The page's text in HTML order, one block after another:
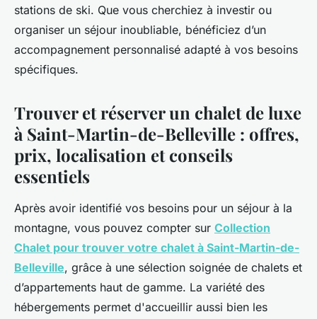
stations de ski. Que vous cherchiez à investir ou
organiser un séjour inoubliable, bénéficiez d’un
accompagnement personnalisé adapté à vos besoins
spécifiques.
Trouver et réserver un chalet de luxe
à Saint-Martin-de-Belleville : offres,
prix, localisation et conseils
essentiels
Après avoir identifié vos besoins pour un séjour à la
montagne, vous pouvez compter sur Collection
Chalet pour trouver votre chalet à Saint-Martin-de-
Belleville, grâce à une sélection soignée de chalets et
d’appartements haut de gamme. La variété des
hébergements permet d'accueillir aussi bien les